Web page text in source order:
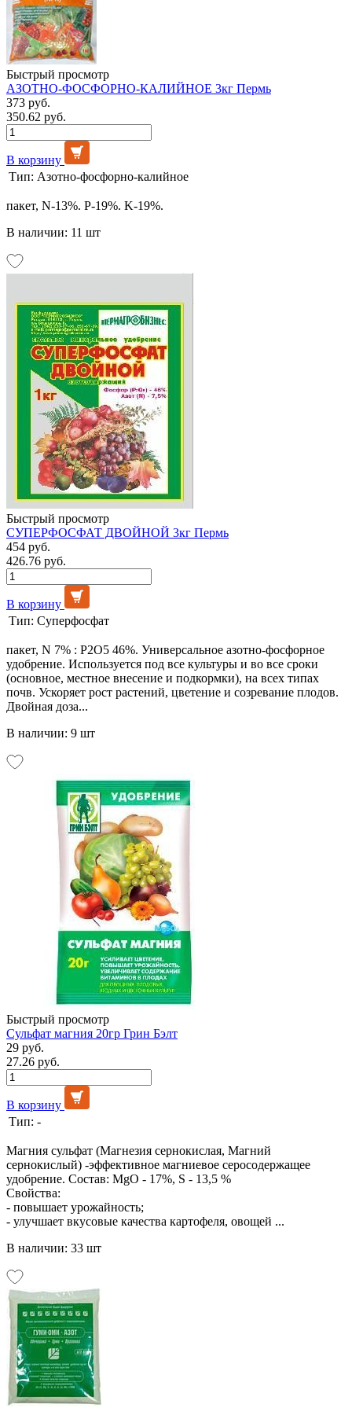
Быстрый просмотр
АЗОТНО-ФОСФОРНО-КАЛИЙНОЕ 3кг Пермь
373 руб.
350.62 руб.
В корзину
Тип: Азотно-фосфорно-калийное
пакет, N-13%. P-19%. K-19%.
В наличии: 11 шт
Быстрый просмотр
СУПЕРФОСФАТ ДВОЙНОЙ 3кг Пермь
454 руб.
426.76 руб.
В корзину
Тип: Суперфосфат
пакет, N 7% : P2O5 46%. Универсальное азотно-фосфорное
удобрение. Используется под все культуры и во все сроки
(основное, местное внесение и подкормки), на всех типах
почв. Ускоряет рост растений, цветение и созревание плодов.
Двойная доза...
В наличии: 9 шт
Быстрый просмотр
Сульфат магния 20гр Грин Бэлт
29 руб.
27.26 руб.
В корзину
Тип: -
Магния сульфат (Магнезия сернокислая, Магний
сернокислый) -эффективное магниевое серосодержащее
удобрение. Состав: MgO - 17%, S - 13,5 %
Свойства:
- повышает урожайность;
- улучшает вкусовые качества картофеля, овощей ...
В наличии: 33 шт